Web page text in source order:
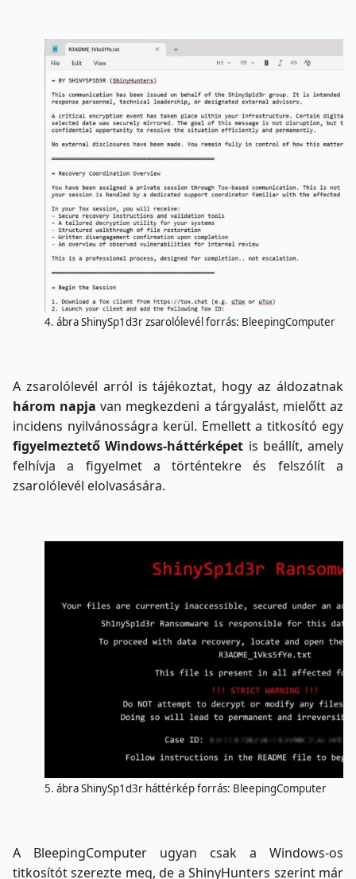
4. ábra ShinySp1d3r zsarolólevél forrás: BleepingComputer
A zsarolólevél arról is tájékoztat, hogy az áldozatnak
három napja van megkezdeni a tárgyalást, mielőtt az
incidens nyilvánosságra kerül. Emellett a titkosító egy
figyelmeztető Windows‑háttérképet is beállít, amely
felhívja a figyelmet a történtekre és felszólít a
zsarolólevél elolvasására.
5. ábra ShinySp1d3r háttérkép forrás: BleepingComputer
A BleepingComputer ugyan csak a Windows‑os
titkosítót szerezte meg, de a ShinyHunters szerint már